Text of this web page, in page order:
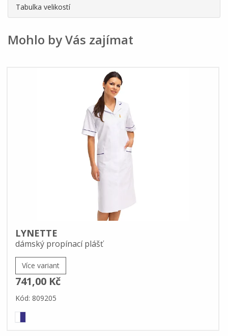
Tabulka velikostí
Mohlo by Vás zajímat
LYNETTE
dámský propínací plášť
Více variant
741,00 Kč
Kód: 809205